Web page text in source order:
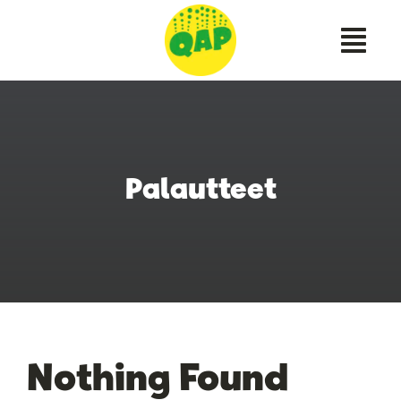
Palautteet
Nothing Found